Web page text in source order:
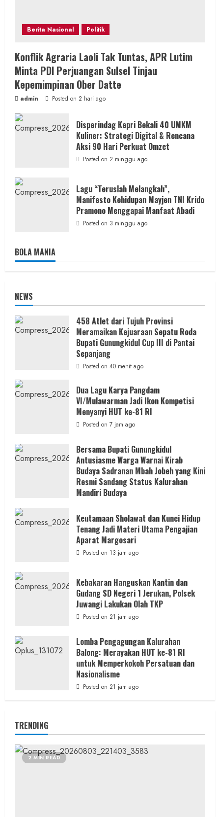
Berita Nasional Politik
Konflik Agraria Laoli Tak Tuntas, APR Lutim
Minta PDI Perjuangan Sulsel Tinjau
Kepemimpinan Ober Datte
admin Posted on 2 hari ago
Disperindag Kepri Bekali 40 UMKM
Kuliner: Strategi Digital & Rencana
Aksi 90 Hari Perkuat Omzet
Posted on 2 minggu ago
Lagu “Teruslah Melangkah”,
Manifesto Kehidupan Mayjen TNI Krido
Pramono Menggapai Manfaat Abadi
Posted on 3 minggu ago
BOLA MANIA
NEWS
458 Atlet dari Tujuh Provinsi
Meramaikan Kejuaraan Sepatu Roda
Bupati Gunungkidul Cup III di Pantai
Sepanjang
Posted on 40 menit ago
Dua Lagu Karya Pangdam
VI/Mulawarman Jadi Ikon Kompetisi
Menyanyi HUT ke-81 RI
Posted on 7 jam ago
Bersama Bupati Gunungkidul
Antusiasme Warga Warnai Kirab
Budaya Sadranan Mbah Jobeh yang Kini
Resmi Sandang Status Kalurahan
Mandiri Budaya
Keutamaan Sholawat dan Kunci Hidup
Tenang Jadi Materi Utama Pengajian
Aparat Margosari
Posted on 13 jam ago
Kebakaran Hanguskan Kantin dan
Gudang SD Negeri 1 Jerukan, Polsek
Juwangi Lakukan Olah TKP
Posted on 21 jam ago
Lomba Pengagungan Kalurahan
Balong: Merayakan HUT ke-81 RI
untuk Memperkokoh Persatuan dan
Nasionalisme
Posted on 21 jam ago
TRENDING
2 MIN READ